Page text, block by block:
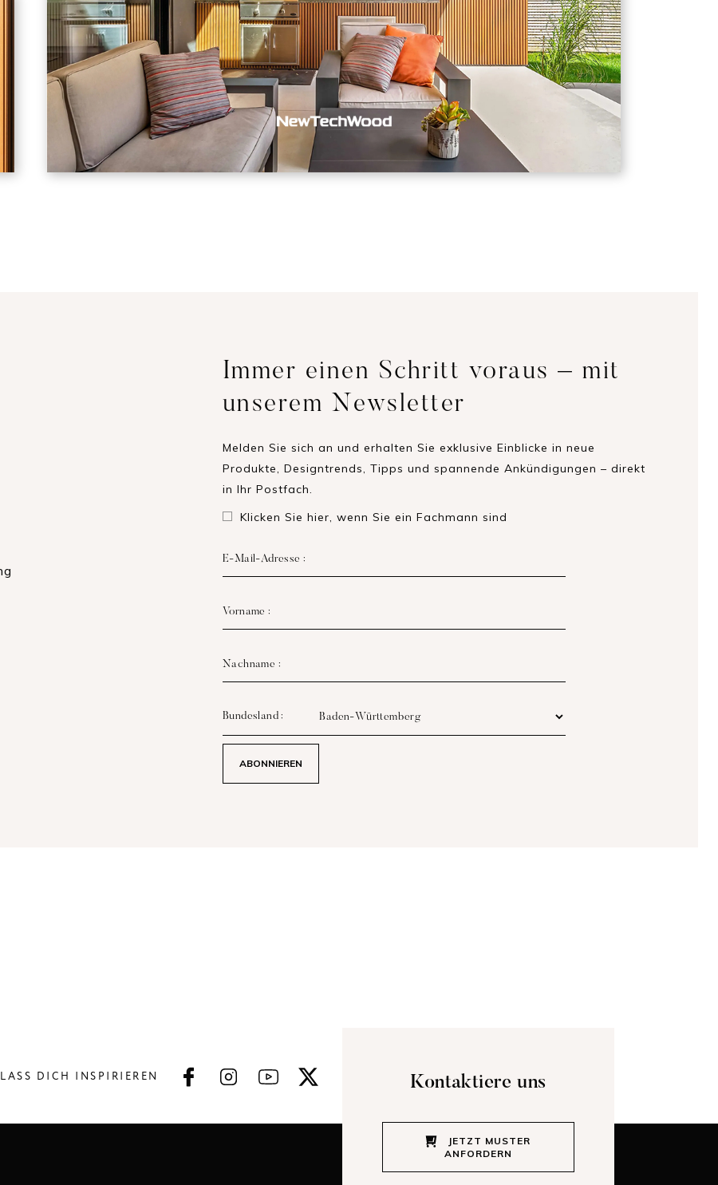
Immer einen Schritt voraus – mit
unserem Newsletter
Melden Sie sich an und erhalten Sie exklusive Einblicke in neue
Produkte, Designtrends, Tipps und spannende Ankündigungen – direkt
in Ihr Postfach.
Klicken Sie hier, wenn Sie ein Fachmann sind
E-Mail-Adresse :
Vorname :
Nachname :
Bundesland :
LASS DICH INSPIRIEREN Kontaktiere uns
JETZT MUSTER
ANFORDERN